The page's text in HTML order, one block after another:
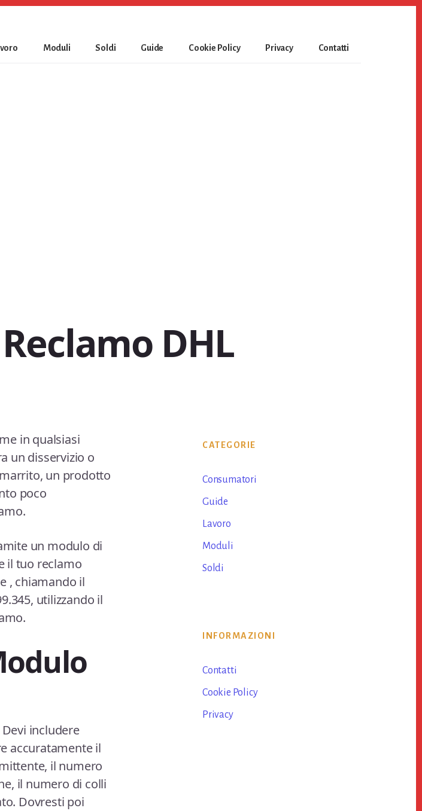
Moduli Soldi Guide Cookie Policy Privacy Contatti
DHL
in qualsiasi
un disservizio o
un prodotto
poco
un modulo di
il tuo reclamo
, chiamando il
utilizzando il
includere
accuratamente il
il numero
il numero di colli
Dovresti poi
Primary
Sidebar
CATEGORIE
Consumatori
Guide
Lavoro
Moduli
Soldi
INFORMAZIONI
Contatti
Cookie Policy
Privacy